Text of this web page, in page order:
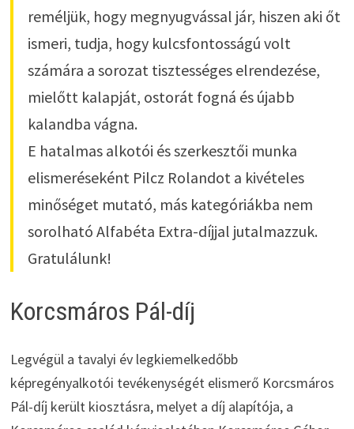
reméljük, hogy megnyugvással jár, hiszen aki őt
ismeri, tudja, hogy kulcsfontosságú volt
számára a sorozat tisztességes elrendezése,
mielőtt kalapját, ostorát fogná és újabb
kalandba vágna.
E hatalmas alkotói és szerkesztői munka
elismeréseként Pilcz Rolandot a kivételes
minőséget mutató, más kategóriákba nem
sorolható Alfabéta Extra-díjjal jutalmazzuk.
Gratulálunk!
Korcsmáros Pál-díj
Legvégül a tavalyi év legkiemelkedőbb
képregényalkotói tevékenységét elismerő Korcsmáros
Pál-díj került kiosztásra, melyet a díj alapítója, a